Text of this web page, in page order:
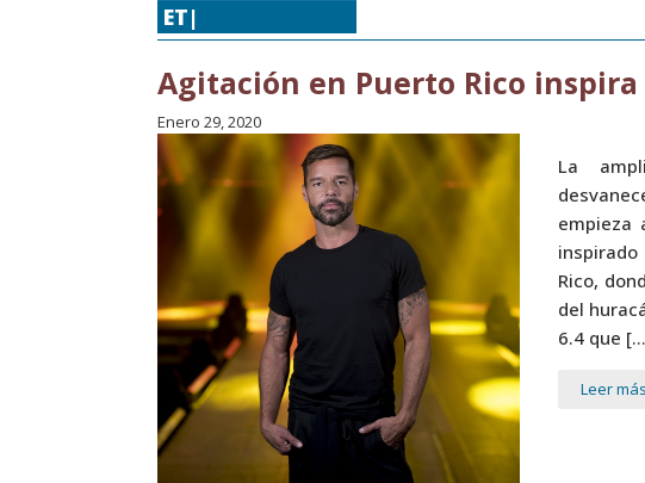
ET|
Agitación en Puerto Rico
Enero 29, 2020
La
empieza
Rico,
del
6.4 que
Leer más